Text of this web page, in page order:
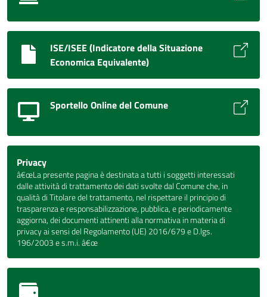
ISE/ISEE (Indicatore della Situazione
Economica Equivalente)
Sportello Online del Comune
Privacy
â€œLa presente pagina è destinata a tutti i soggetti interessati
dalle attività di trattamento dei dati svolte dal Comune che, in
qualità di Titolare del trattamento, nel rispettare il principio di
trasparenza e responsabilizzazione, pubblica, e periodicamente
aggiorna, dei documenti attinenti alla normativa in materia di
privacy ai sensi del Regolamento (UE) 2016/679 e D.lgs.
196/2003 e s.m.i. â€œ